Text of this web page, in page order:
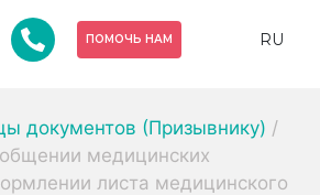
ПОМОЧЬ НАМ RU
документов (Призывнику) /
медицинских
листа медицинского